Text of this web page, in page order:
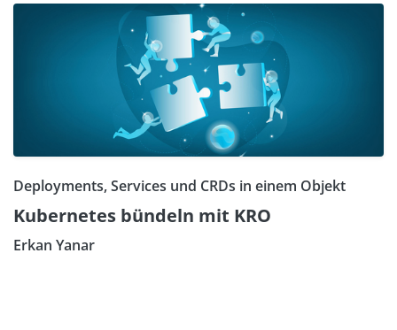
Deployments, Services und CRDs in einem Objekt
Kubernetes bündeln mit KRO
Erkan Yanar